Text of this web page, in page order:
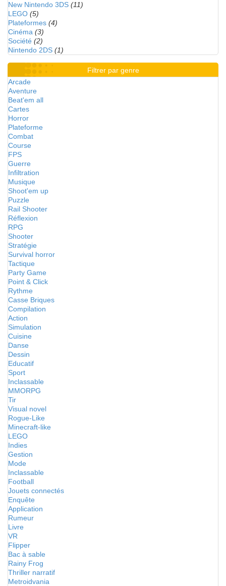
New Nintendo 3DS (11)
LEGO (5)
Plateformes (4)
Cinéma (3)
Société (2)
Nintendo 2DS (1)
Filtrer par genre
Arcade
Aventure
Beat'em all
Cartes
Horror
Plateforme
Combat
Course
FPS
Guerre
Infiltration
Musique
Shoot'em up
Puzzle
Rail Shooter
Réflexion
RPG
Shooter
Stratégie
Survival horror
Tactique
Party Game
Point & Click
Rythme
Casse Briques
Compilation
Action
Simulation
Cuisine
Danse
Dessin
Educatif
Sport
Inclassable
MMORPG
Tir
Visual novel
Rogue-Like
Minecraft-like
LEGO
Indies
Gestion
Mode
Inclassable
Football
Jouets connectés
Enquête
Application
Rumeur
Livre
VR
Flipper
Bac à sable
Rainy Frog
Thriller narratif
Metroidvania